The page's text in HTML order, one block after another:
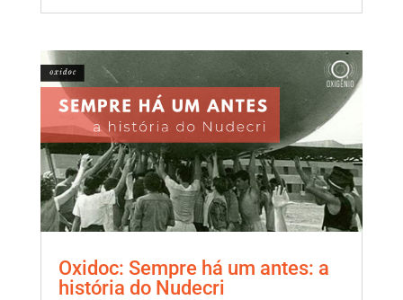
Oxidoc: Sempre há um antes: a
história do Nudecri